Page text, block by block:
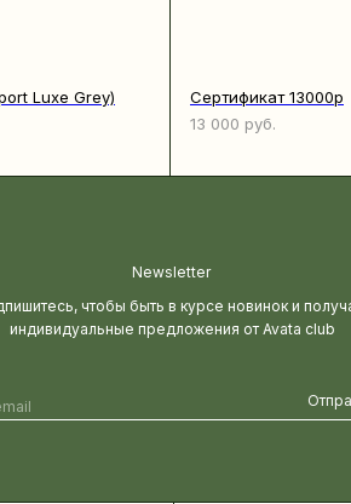
Luxe Grey)
Сертификат 13000р
13 000 руб.
Newsletter
чтобы быть в курсе новинок и
индивидуальные предложения от Avata club